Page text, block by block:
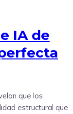
IA de
que los
estructural que